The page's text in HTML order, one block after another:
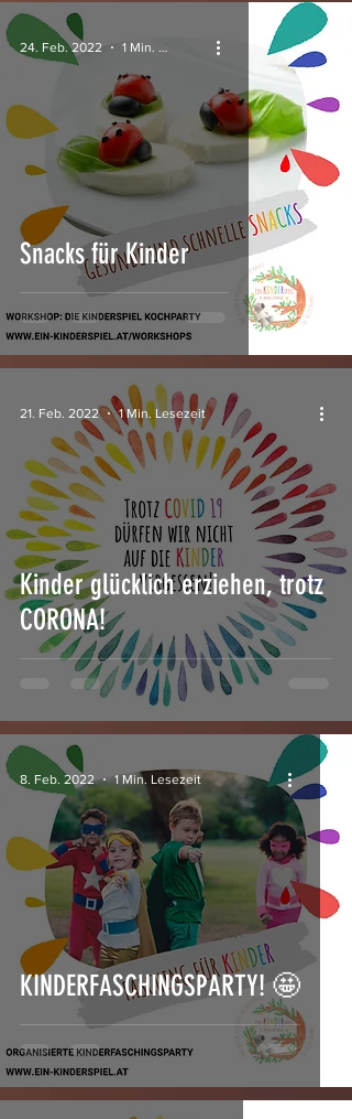
Snacks für Kinder
24. Feb. 2022 1 Min. Lesezeit
Kinder glücklich erziehen, trotz
CORONA!
21. Feb. 2022 1 Min. Lesezeit
KINDERFASCHINGSPARTY! 🤩
8. Feb. 2022 1 Min. Lesezeit